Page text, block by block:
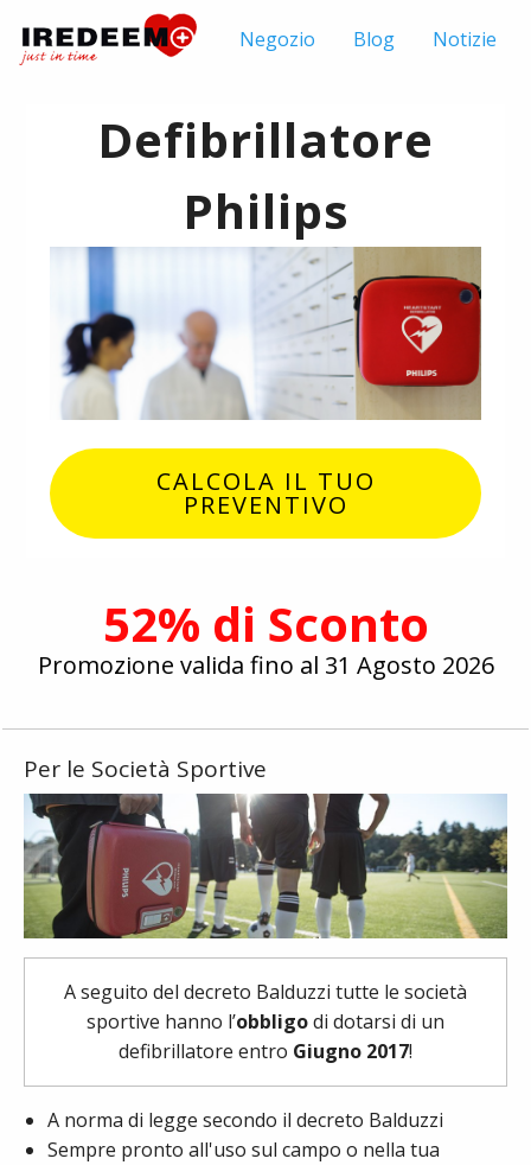
Negozio Blog Notizie
Defibrillatore
Philips
CALCOLA IL TUO
PREVENTIVO
52% di Sconto
Promozione valida fino al 31 Agosto 2026
Per le Società Sportive
A seguito del decreto Balduzzi tutte le società
sportive hanno l’obbligodi dotarsi di un
defibrillatore entro Giugno 2017!
A norma di legge secondo il decreto Balduzzi
Sempre pronto all'uso sul campo o nella tua